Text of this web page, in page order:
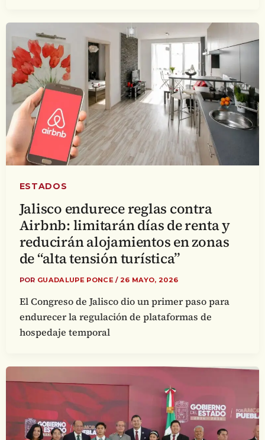
ESTADOS
Jalisco endurece reglas contra
Airbnb: limitarán días de renta y
reducirán alojamientos en zonas
de “alta tensión turística”
POR GUADALUPE PONCE/ 26 MAYO, 2026
El Congreso de Jalisco dio un primer paso para
endurecer la regulación de plataformas de
hospedaje temporal